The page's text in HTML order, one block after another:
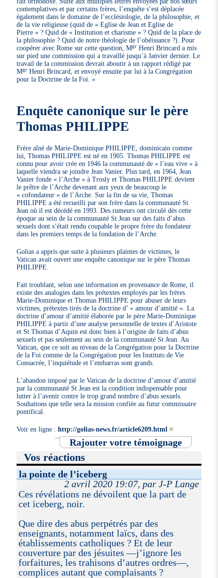
contemplatives et par certains frères, l’enquête s’est déplacée
également dans le domaine de l’ecclésiologie, de la philosophie, et
de la vie religieuse (quid de « Eglise de Jean et Eglise de
Pierre » ? Quid de « Institution et charisme » ? Quid de la place de
la philosophie ? Quid de notre théologie de l’obéissance ?). Pour
coopérer avec Rome sur cette question, Mgr Henri Brincard a mis
sur pied une commission qui a travaillé jusqu’à Janvier dernier. Le
travail de la commission devrait aboutir à un rapport rédigé par
Mgr Henri Brincard, et envoyé ensuite par lui à la Congrégation
pour la Doctrine de la Foi. »
Enquête canonique sur le père
Thomas PHILIPPE
Frère aîné de Marie-Dominique PHILIPPE, dominicain comme
lui, Thomas PHILIPPE est né en 1905. Thomas PHILIPPE est
connu pour avoir crée en 1946 la communauté de « l’eau vive » à
laquelle viendra se joindre Jean Vanier. Plus tard, en 1964, Jean
Vanier fonde « l’Arche » à Trosly et Thomas PHILIPPE devient
le prêtre de l’Arche devenant aux yeux de beaucoup le
« cofondateur » de l’Arche. Sur la fin de sa vie, Thomas
PHILIPPE a été recueilli par son frère dans la communauté St
Jean où il est décédé en 1993. Des rumeurs ont circulé dès cette
époque au sein de la communauté St Jean sur des faits d’abus
sexuels dont s’était rendu coupable le propre frère du fondateur
dans les premiers temps de la fondation de l’Arche.
Golias a appris que suite à plusieurs plaintes de victimes, le
Vatican avait ouvert une enquête canonique sur le père Thomas
PHILIPPE.
Fait troublant, selon une information en provenance de Rome, il
existe des analogies dans les prétextes employés par les frères
Marie-Dominique et Thomas PHILIPPE pour abuser de leurs
victimes, prétextes tirés de la doctrine d’ « amour d’amitié ». La
doctrine d’amour d’amitié élaborée par le père Marie-Dominique
PHILIPPE à partir d’une analyse personnelle de textes d’Aristote
et St Thomas d’Aquin est donc bien à l’origine de faits d’abus
sexuels et pas seulement au sein de la communauté St Jean. Au
Vatican, que ce soit au niveau de la Congrégation pour la Doctrine
de la Foi comme de la Congrégation pour les Instituts de Vie
Consacrée, l’inquiétude et l’embarras sont grands.
L’abandon imposé par le Vatican de la doctrine d’amour d’amitié
par la communauté St Jean est la condition indispensable pour
lutter à l’avenir contre le trop grand nombre d’abus sexuels.
Souhaitons que telle sera la mission confiée au futur commissaire
pontifical.
Voir en ligne :http://golias-news.fr/article6209.html
Rajouter votre témoignage
Vos réactions
la pointe de l’iceberg
2 avril 2020 19:07, par J-P Lange
Ces révélations ne dévoilent que la part de
cet iceberg, noir.
Que dire des abus perpétrés par des
enseignants, notamment laïcs, dans des
établissements catholiques ? Et de leur
couverture par des jésuites —j’ignore les
forfaitures, les trahisons d’autres ordres—,
complices autant que complaisants ?